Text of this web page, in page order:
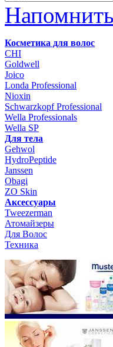
Косметика для волос
CHI
Goldwell
Joico
Londa Professional
Nioxin
Schwarzkopf Professional
Wella Professionals
Wella SP
Для тела
Gehwol
HydroPeptide
Janssen
Obagi
ZO Skin
Aксессуары
Tweezerman
Атомайзеры
Для Волос
Техника